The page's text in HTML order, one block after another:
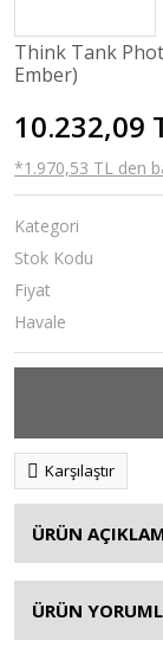
Think Tank
Ember)
10.232,09
*1.970,53 TL den
Kategori
Stok Kodu
Fiyat
Havale
Karşılaştır
ÜRÜN
ÜRÜN